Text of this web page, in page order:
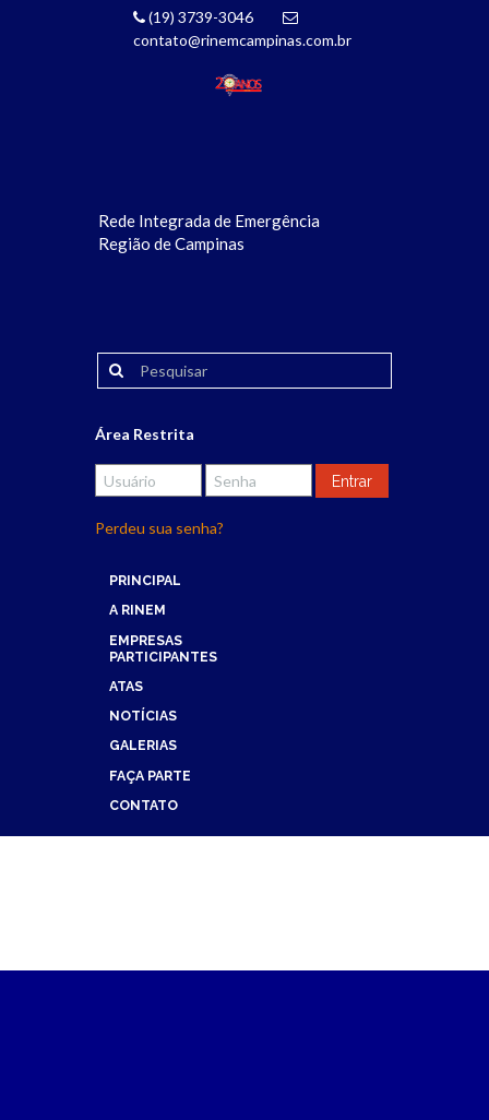
(19) 3739-3046
contato@rinemcampinas.com.br
Rede Integrada de Emergência
Região de Campinas
Área Restrita
Perdeu sua senha?
PRINCIPAL
A RINEM
EMPRESAS
PARTICIPANTES
ATAS
NOTÍCIAS
GALERIAS
FAÇA PARTE
CONTATO
Banners Erro: Slider with aliashome-3 not found.
Maybe you mean: 'home-2' or 'home-21' or 'home-22' or 'home-23'